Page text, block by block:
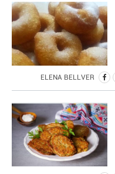
ELENA BELLVER